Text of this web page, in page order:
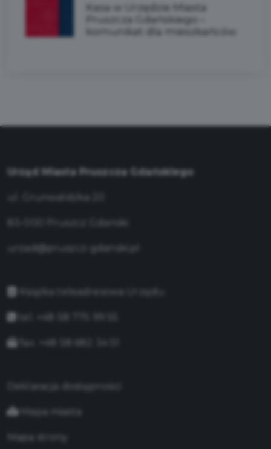
Kasa w Urzędzie Miasta
Pruszcza Gdańskiego –
komunikat dla mieszkańców
Urząd Miasta Pruszcza Gdańskiego
urzad@pruszcz-gdanski.pl
Książka teleadresowa Urzędu
Deklaracja dostępności
Mapa miasta
Mapa strony